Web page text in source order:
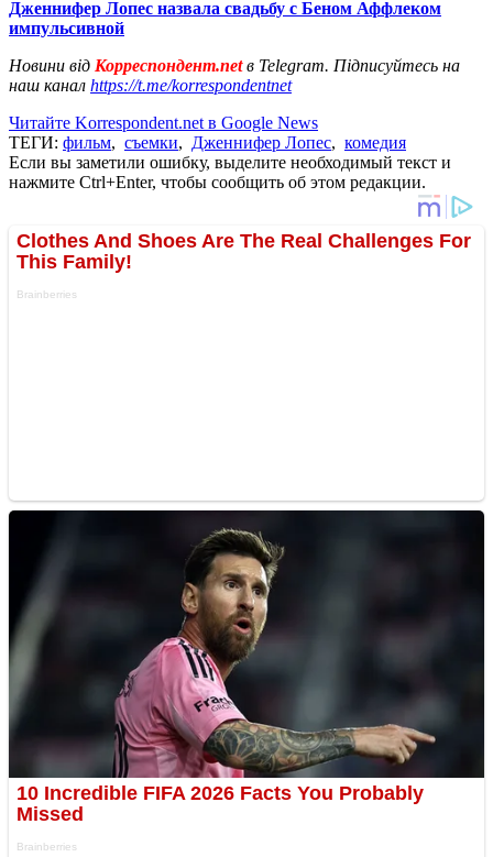
Дженнифер Лопес назвала свадьбу с Беном Аффлеком
импульсивной
Новини від Корреспондент.netв Telegram. Підписуйтесь на
наш канал https://t.me/korrespondentnet
Читайте Korrespondent.net в Google News
ТЕГИ: фильм, съемки, Дженнифер Лопес, комедия
Если вы заметили ошибку, выделите необходимый текст и
нажмите Ctrl+Enter, чтобы сообщить об этом редакции.